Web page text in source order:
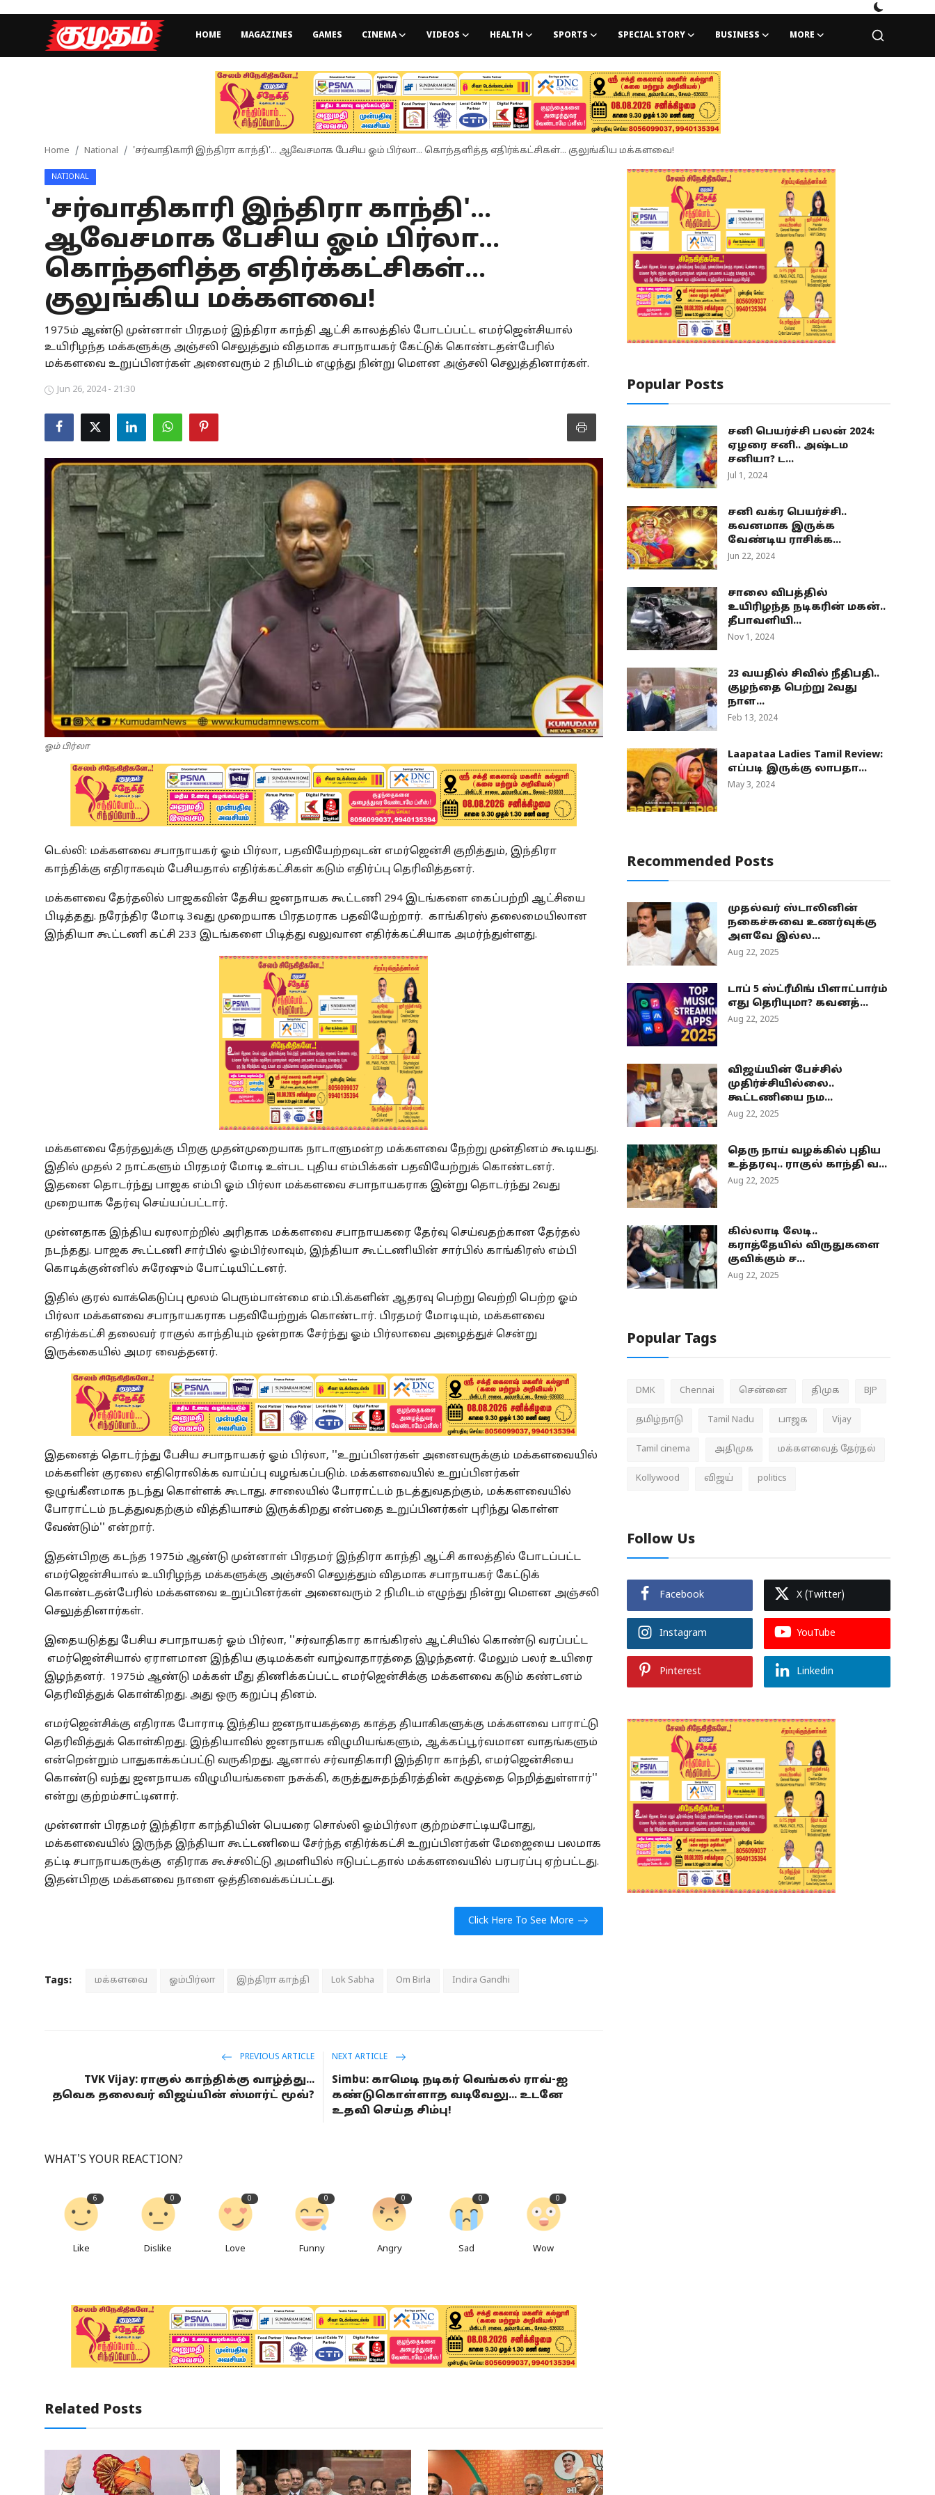
HOME MAGAZINES GAMES CINEMA VIDEOS HEALTH SPORTS SPECIAL STORY BUSINESS MORE
Games
Health
Special Story
Business
Tamilnadu
National
Astrology
Spirituality
Home National 'சர்வாதிகாரி இந்திரா காந்தி'... ஆவேசமாக பேசிய ஓம் பிர்லா... கொந்தளித்த எதிர்க்கட்சிகள்... குலுங்கிய மக்களவை!
NATIONAL
'சர்வாதிகாரி இந்திரா காந்தி'...
ஆவேசமாக பேசிய ஓம் பிர்லா...
கொந்தளித்த எதிர்க்கட்சிகள்...
குலுங்கிய மக்களவை!
1975ம் ஆண்டு முன்னாள் பிரதமர் இந்திரா காந்தி ஆட்சி காலத்தில் போடப்பட்ட எமர்ஜென்சியால்
உயிரிழந்த மக்களுக்கு அஞ்சலி செலுத்தும் விதமாக சபாநாயகர் கேட்டுக் கொண்டதன்பேரில்
மக்களவை உறுப்பினர்கள் அனைவரும் 2 நிமிடம் எழுந்து நின்று மெளன அஞ்சலி செலுத்தினார்கள்.
Jun 26, 2024 - 21:30
ஓம் பிர்லா
டெல்லி: மக்களவை சபாநாயகர் ஓம் பிர்லா, பதவியேற்றவுடன் எமர்ஜென்சி குறித்தும், இந்திரா
காந்திக்கு எதிராகவும் பேசியதால் எதிர்க்கட்சிகள் கடும் எதிர்ப்பு தெரிவித்தனர்.
மக்களவை தேர்தலில் பாஜகவின் தேசிய ஜனநாயக கூட்டணி 294 இடங்களை கைப்பற்றி ஆட்சியை
பிடித்தது. நரேந்திர மோடி 3வது முறையாக பிரதமராக பதவியேற்றார். காங்கிரஸ் தலைமையிலான
இந்தியா கூட்டணி கட்சி 233 இடங்களை பிடித்து வலுவான எதிர்க்கட்சியாக அமர்ந்துள்ளது.
மக்களவை தேர்தலுக்கு பிறகு முதன்முறையாக நாடாளுமன்ற மக்களவை நேற்று முன்தினம் கூடியது.
இதில் முதல் 2 நாட்களும் பிரதமர் மோடி உள்பட புதிய எம்பிக்கள் பதவியேற்றுக் கொண்டனர்.
இதனை தொடர்ந்து பாஜக எம்பி ஓம் பிர்லா மக்களவை சபாநாயகராக இன்று தொடர்ந்து 2வது
முறையாக தேர்வு செய்யப்பட்டார்.
முன்னதாக இந்திய வரலாற்றில் அரிதாக மக்களவை சபாநாயகரை தேர்வு செய்வதற்கான தேர்தல்
நடந்தது. பாஜக கூட்டணி சார்பில் ஓம்பிர்லாவும், இந்தியா கூட்டணியின் சார்பில் காங்கிரஸ் எம்பி
கொடிக்குன்னில் சுரேஷும் போட்டியிட்டனர்.
இதில் குரல் வாக்கெடுப்பு மூலம் பெரும்பான்மை எம்.பி.க்களின் ஆதரவு பெற்று வெற்றி பெற்ற ஓம்
பிர்லா மக்களவை சபாநாயகராக பதவியேற்றுக் கொண்டார். பிரதமர் மோடியும், மக்களவை
எதிர்க்கட்சி தலைவர் ராகுல் காந்தியும் ஒன்றாக சேர்ந்து ஓம் பிர்லாவை அழைத்துச் சென்று
இருக்கையில் அமர வைத்தனர்.
இதனைத் தொடர்ந்து பேசிய சபாநாயகர் ஓம் பிர்லா, ''உறுப்பினர்கள் அனைவருக்கும் மக்களவையில்
மக்களின் குரலை எதிரொலிக்க வாய்ப்பு வழங்கப்படும். மக்களவையில் உறுப்பினர்கள்
ஒழுங்கீனமாக நடந்து கொள்ளக் கூடாது. சாலையில் போராட்டம் நடத்துவதற்கும், மக்களவையில்
போராட்டம் நடத்துவதற்கும் வித்தியாசம் இருக்கிறது என்பதை உறுப்பினர்கள் புரிந்து கொள்ள
வேண்டும்'' என்றார்.
இதன்பிறகு கடந்த 1975ம் ஆண்டு முன்னாள் பிரதமர் இந்திரா காந்தி ஆட்சி காலத்தில் போடப்பட்ட
எமர்ஜென்சியால் உயிரிழந்த மக்களுக்கு அஞ்சலி செலுத்தும் விதமாக சபாநாயகர் கேட்டுக்
கொண்டதன்பேரில் மக்களவை உறுப்பினர்கள் அனைவரும் 2 நிமிடம் எழுந்து நின்று மெளன அஞ்சலி
செலுத்தினார்கள்.
இதையடுத்து பேசிய சபாநாயகர் ஓம் பிர்லா, ''சர்வாதிகார காங்கிரஸ் ஆட்சியில் கொண்டு வரப்பட்ட
எமர்ஜென்சியால் ஏராளமான இந்திய குடிமக்கள் வாழ்வாதாரத்தை இழந்தனர். மேலும் பலர் உயிரை
இழந்தனர். 1975ம் ஆண்டு மக்கள் மீது திணிக்கப்பட்ட எமர்ஜென்சிக்கு மக்களவை கடும் கண்டனம்
தெரிவித்துக் கொள்கிறது. அது ஒரு கறுப்பு தினம்.
எமர்ஜென்சிக்கு எதிராக போராடி இந்திய ஜனநாயகத்தை காத்த தியாகிகளுக்கு மக்களவை பாராட்டு
தெரிவித்துக் கொள்கிறது. இந்தியாவில் ஜனநாயக விழுமியங்களும், ஆக்கப்பூர்வமான வாதங்களும்
என்றென்றும் பாதுகாக்கப்பட்டு வருகிறது. ஆனால் சர்வாதிகாரி இந்திரா காந்தி, எமர்ஜென்சியை
கொண்டு வந்து ஜனநாயக விழுமியங்களை நசுக்கி, கருத்துசுதந்திரத்தின் கழுத்தை நெறித்துள்ளார்''
என்று குற்றம்சாட்டினார்.
முன்னாள் பிரதமர் இந்திரா காந்தியின் பெயரை சொல்லி ஓம்பிர்லா குற்றம்சாட்டியபோது,
மக்களவையில் இருந்த இந்தியா கூட்டணியை சேர்ந்த எதிர்க்கட்சி உறுப்பினர்கள் மேஜையை பலமாக
தட்டி சபாநாயகருக்கு எதிராக கூச்சலிட்டு அமளியில் ஈடுபட்டதால் மக்களவையில் பரபரப்பு ஏற்பட்டது.
இதன்பிறகு மக்களவை நாளை ஒத்திவைக்கப்பட்டது.
Click Here To See More
Tags: மக்களவை ஓம்பிர்லா இந்திரா காந்தி Lok Sabha Om Birla Indira Gandhi
PREVIOUS ARTICLE
TVK Vijay: ராகுல் காந்திக்கு வாழ்த்து...
தவெக தலைவர் விஜய்யின் ஸ்மார்ட் மூவ்?
NEXT ARTICLE
Simbu: காமெடி நடிகர் வெங்கல் ராவ்-ஐ
கண்டுகொள்ளாத வடிவேலு... உடனே
உதவி செய்த சிம்பு!
WHAT'S YOUR REACTION?
6
Like
0
Dislike
0
Love
0
Funny
0
Angry
0
Sad
0
Wow
Related Posts
Popular Posts
சனி பெயர்ச்சி பலன் 2024:
ஏழரை சனி.. அஷ்டம
சனியா? ட...
Jul 1, 2024
சனி வக்ர பெயர்ச்சி..
கவனமாக இருக்க
வேண்டிய ராசிக்க...
Jun 22, 2024
சாலை விபத்தில்
உயிரிழந்த நடிகரின் மகன்..
தீபாவளியி...
Nov 1, 2024
23 வயதில் சிவில் நீதிபதி..
குழந்தை பெற்று 2வது
நாள...
Feb 13, 2024
Laapataa Ladies Tamil Review:
எப்படி இருக்கு லாபதா...
May 3, 2024
Recommended Posts
முதல்வர் ஸ்டாலினின்
நகைச்சுவை உணர்வுக்கு
அளவே இல்ல...
Aug 22, 2025
டாப் 5 ஸ்ட்ரீமிங் பிளாட்பார்ம்
எது தெரியுமா? கவனத்...
Aug 22, 2025
விஜய்யின் பேச்சில்
முதிர்ச்சியில்லை..
கூட்டணியை நம...
Aug 22, 2025
தெரு நாய் வழக்கில் புதிய
உத்தரவு.. ராகுல் காந்தி வ...
Aug 22, 2025
கில்லாடி லேடி..
கராத்தேயில் விருதுகளை
குவிக்கும் ச...
Aug 22, 2025
Popular Tags
DMK Chennai சென்னை திமுக BJP
தமிழ்நாடு Tamil Nadu பாஜக Vijay
Tamil cinema அதிமுக மக்களவைத் தேர்தல்
Kollywood விஜய் politics
Follow Us
Facebook X (Twitter)
Instagram YouTube
Pinterest Linkedin